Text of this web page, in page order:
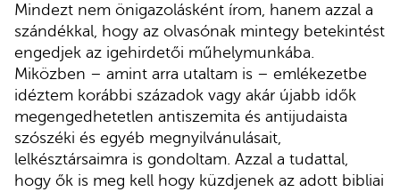
Mindezt nem önigazolásként írom, hanem azzal a
szándékkal, hogy az olvasónak mintegy betekintést
engedjek az igehirdetői műhelymunkába.
Miközben – amint arra utaltam is – emlékezetbe
idéztem korábbi századok vagy akár újabb idők
megengedhetetlen antiszemita és antijudaista
szószéki és egyéb megnyilvánulásait,
lelkésztársaimra is gondoltam. Azzal a tudattal,
hogy ők is meg kell hogy küzdjenek az adott bibliai